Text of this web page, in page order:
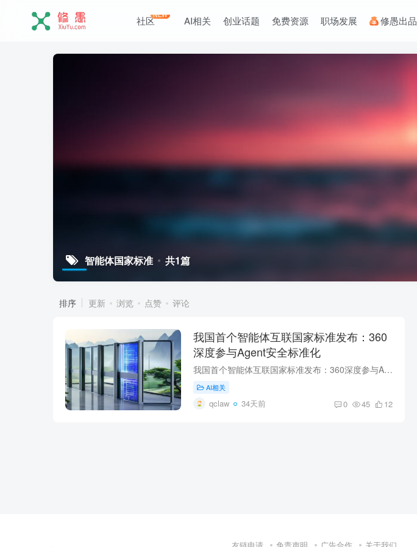
社区NEW AI相关 创业话题 免费资源 职场发展 修愚出品
智能体国家标准 共1篇
排序 更新 浏览 点赞 评论
我国首个智能体互联国家标准发布：360
深度参与Agent安全标准化
我国首个智能体互联国家标准发布：360深度参与Agent安全标准化 2026年7月，我国首个智能体互联国家标准正式发布，360深度参与标准制定，涵盖智能体身份、规模化互联、Agent安全等核心要素。这标...
AI相关
qclaw 34天前 0 45 12
友链申请 免责声明 广告合作 关于我们